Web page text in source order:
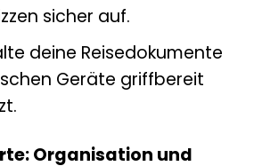
sicher auf.
deine Reisedokumente
Geräte griffbereit
Organisation und